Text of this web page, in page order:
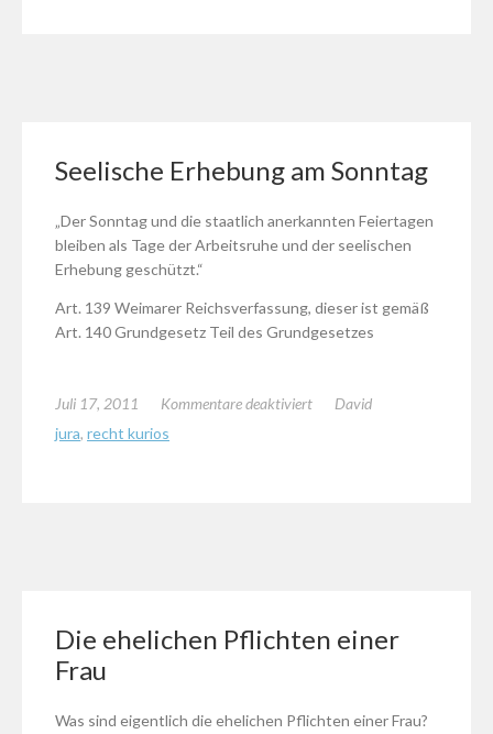
Seelische Erhebung am Sonntag
„Der Sonntag und die staatlich anerkannten Feiertagen
bleiben als Tage der Arbeitsruhe und der seelischen
Erhebung geschützt.“
Art. 139 Weimarer Reichsverfassung, dieser ist gemäß
Art. 140 Grundgesetz Teil des Grundgesetzes
Juli 17, 2011 Kommentare deaktiviertfür
David
jura, recht kurios
Die ehelichen Pflichten einer
Frau
Was sind eigentlich die ehelichen Pflichten einer Frau?